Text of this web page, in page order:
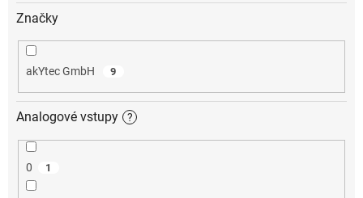
Značky
akYtec GmbH 9
Analogové vstupy ?
0 1